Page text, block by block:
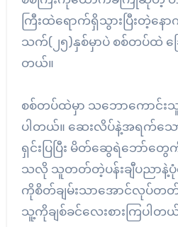
ကြီးထဲရောက်ရှိသွားပြီးတဲ့နေ
သက်(၂၅)နှစ်မှာပဲ စစ်တပ်ထဲ ခြ
တယ်။
စစ်တပ်ထဲမှာ သဘောကောင်းသူ
ပါတယ်။ ဆေးလိပ်နဲ့အရက်သေ
ရှင်းပြပြီး မိတ်ဆွေရဲဘော်တွ
သလို သူတတ်တဲ့ပန်းချီပညာနဲ့ပုံ
ကိုစိတ်ချမ်းသာအောင်လုပ်တ
သူ့ကိုချစ်ခင်လေးစားကြပါတ